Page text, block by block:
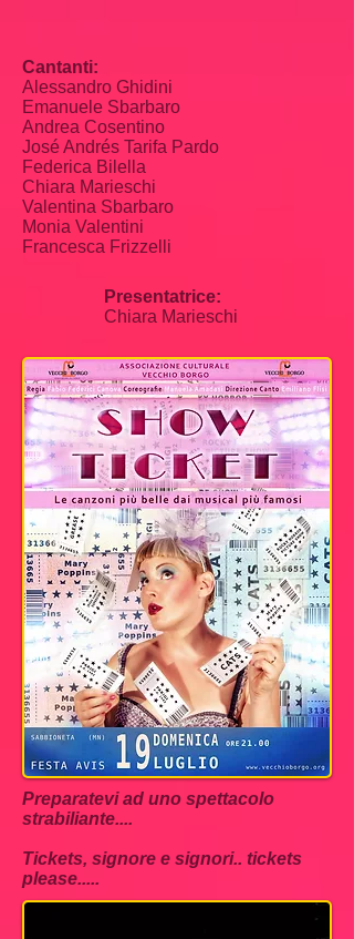
Cantanti:
Alessandro Ghidini
Emanuele Sbarbaro
Andrea Cosentino
José Andrés Tarifa Pardo
Federica Bilella
Chiara Marieschi
Valentina Sbarbaro
Monia Valentini
Francesca Frizzelli
Presentatrice:
Chiara Marieschi
Preparatevi ad uno spettacolo
strabiliante....
Tickets, signore e signori.. tickets
please.....